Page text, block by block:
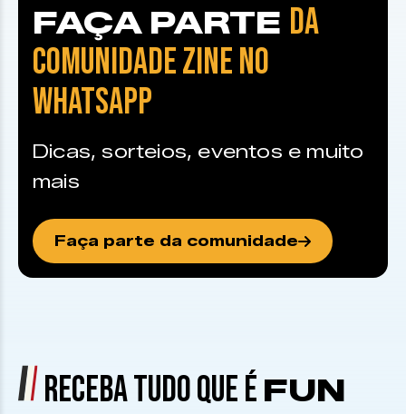
FAÇA PARTE DA
COMUNIDADE ZINE NO
WHATSAPP
Dicas, sorteios, eventos e muito
mais
Faça parte da comunidade
RECEBA TUDO QUE É FUN